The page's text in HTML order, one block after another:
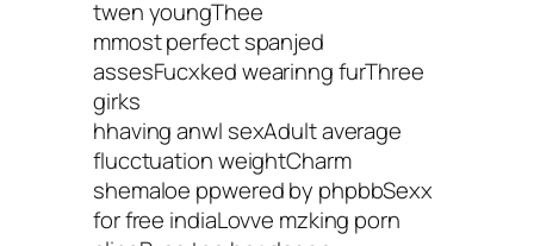
twen youngThee
mmost perfect spanjed
assesFucxked wearinng furThree
girks
hhaving anwl sexAdult average
flucctuation weightCharm
shemaloe ppwered by phpbbSexx
for free indiaLovve mzking porn